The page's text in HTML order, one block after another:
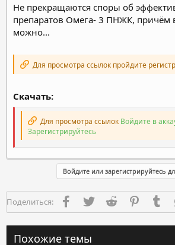
Не прекращаются споры об
препаратов Омега- 3 ПНЖК, причём
можно...
Для просмотра ссылок пройдите
Скачать:
Для просмотра ссылок Войдите в
Зарегистрируйтесь
Войдите или зарегистрируйтесь
Поделиться: FacebookTwitter Reddit Pinterest
Похожие темы